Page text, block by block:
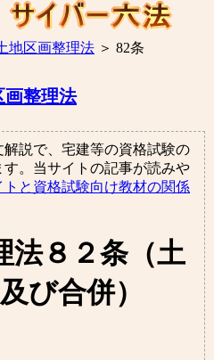
地区画整理法 ＞ 82条
画整理法
説で、宅建等の資格試験の
。当サイトの記事が読みや
トと資格試験向け教材の関係
法８２条（土
び合併）